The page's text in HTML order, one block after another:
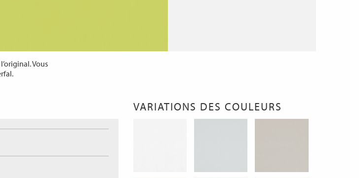
Vous
VARIATIONS DES COULEURS